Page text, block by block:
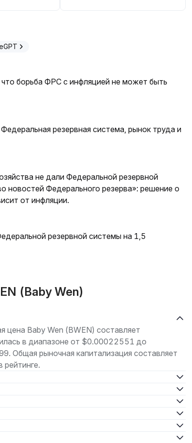
борьба ФРС с инфляцией не может быть
резервная система, рынок труда и
не дали Федеральной резервной
новостей Федерального резерва»: решение о
от инфляции.
резервной системы на 1,5
(Baby Wen)
цена Baby Wen (BWEN) составляет
в диапазоне от $0.00022551 до
Общая рыночная капитализация составляет